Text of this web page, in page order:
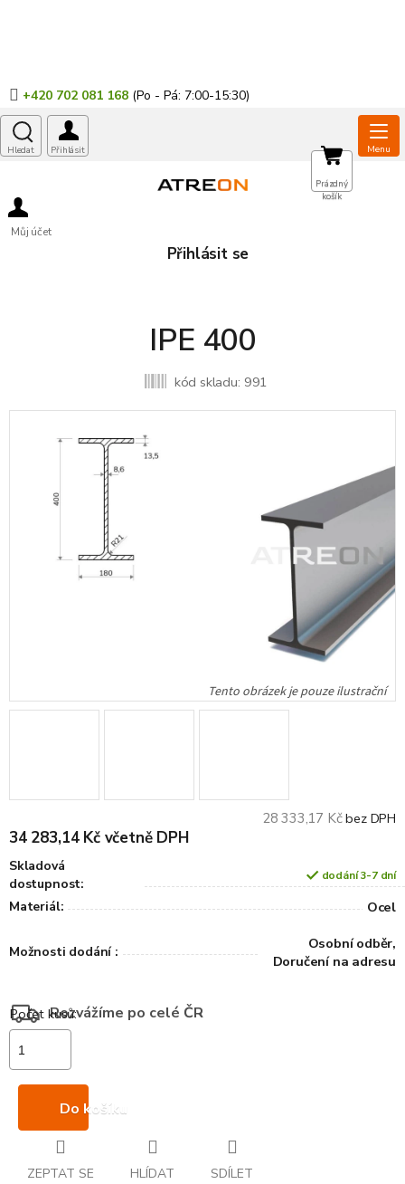
+420 702 081 168
Můj účet
Přihlásit se
NÁKUPNÍ
KOŠÍK
Prázdný
košík
IPE 400
kód skladu: 991
28 333,17 Kčbez DPH
34 283,14 Kč včetně DPH
Skladová
dostupnost:
dodání 3-7 dní
Materiál: Ocel
Možnosti dodání :
Osobní odběr,
Doručení na adresu
Rozvážíme po celé ČR
Do košíku
ZEPTAT SE HLÍDAT SDÍLET